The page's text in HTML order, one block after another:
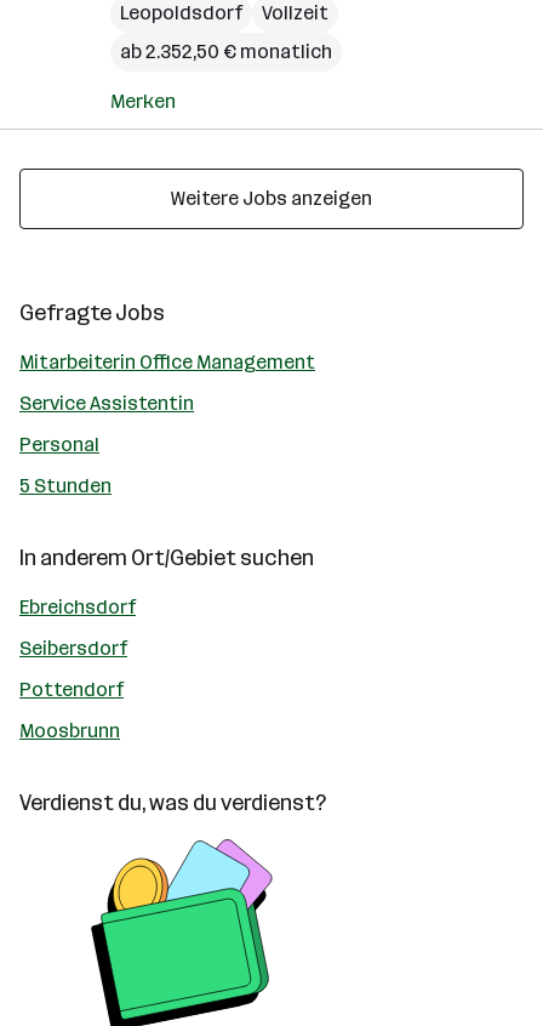
Leopoldsdorf
Vollzeit
ab 2.352,50 € monatlich
Merken
Weitere Jobs anzeigen
Gefragte Jobs
Mitarbeiterin Office Management
Service Assistentin
Personal
5 Stunden
In anderem Ort/Gebiet suchen
Ebreichsdorf
Seibersdorf
Pottendorf
Moosbrunn
Verdienst du, was du verdienst?